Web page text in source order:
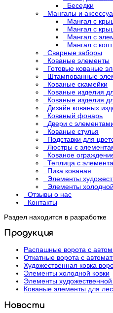
Беседки
Мангалы и
Мангал с
Мангал с
Мангал с
Мангал с
Сварные заборы
Кованые элементы
Готовые кованые
Штампованные
Кованые скамейки
Кованые изделия
Кованые изделия
Дизайн кованых
Кованый фонарь
Двери с
Кованые стулья
Подставки для
Люстры с
Кованое
Теплица с
Пика кованая
Элементы
Элементы
Отзывы о нас
Контакты
Раздел находится в разработке
Продукция
Распашные ворота с
Откатные ворота с
Художественная ковка
Элементы холодной ковки
Элементы художественной
Кованые элементы для
Новости